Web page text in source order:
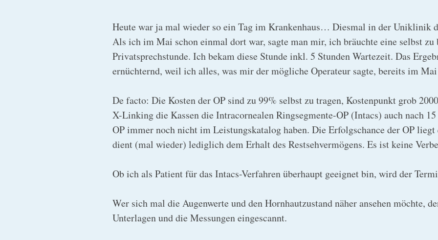
k
o
b
o
Heute war ja mal wieder so ein Tag im Krankenhaus… Diesmal in der Uniklinik
Als ich im Mai schon einmal dort war, sagte man mir, ich bräuchte eine selbst zu
Privatsprechstunde. Ich bekam diese Stunde inkl. 5 Stunden Wartezeit. Das
ernüchternd, weil ich alles, was mir der mögliche Operateur sagte, bereits im Mai
De facto: Die Kosten der OP sind zu 99% selbst zu tragen, Kostenpunkt grob
X-Linking die Kassen die Intracornealen Ringsegmente-OP (Intacs) auch nach
OP immer noch nicht im Leistungskatalog haben. Die Erfolgschance der OP
dient (mal wieder) lediglich dem Erhalt des Restsehvermögens. Es ist keine
Ob ich als Patient für das Intacs-Verfahren überhaupt geeignet bin, wird der
Wer sich mal die Augenwerte und den Hornhautzustand näher ansehen möchte,
Unterlagen und die Messungen eingescannt.